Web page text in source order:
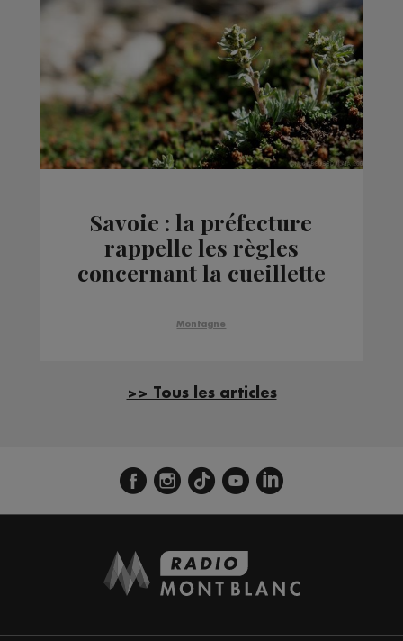
Savoie : la préfecture
rappelle les règles
concernant la cueillette
de montagne
Montagne
>> Tous les articles